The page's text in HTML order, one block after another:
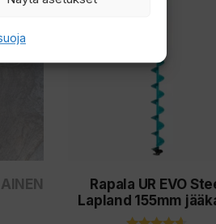
Rapala UR EVO
Lapland 155mm